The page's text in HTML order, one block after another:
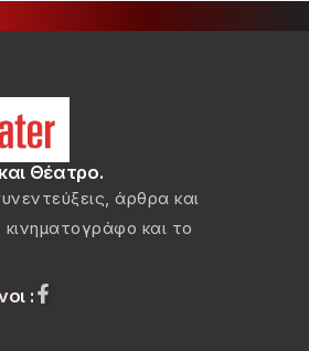
Θέατρο.
άρθρα και
και το
: